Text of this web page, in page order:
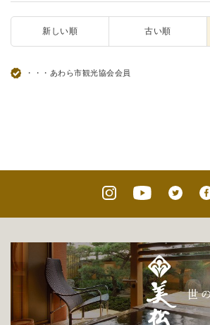
新しい順 古い順
・・・あわら市観光協会会員